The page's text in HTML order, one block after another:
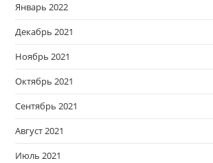
Январь 2022
Декабрь 2021
Ноябрь 2021
Октябрь 2021
Сентябрь 2021
Август 2021
Июль 2021